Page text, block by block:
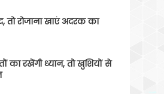
तो रोजाना खाएं अदरक का
का रखेंगी ध्यान, तो खुशियों से